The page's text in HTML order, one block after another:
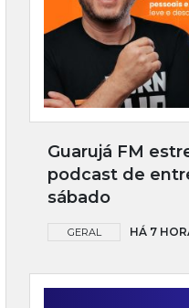
Guarujá FM
podcast de
sábado
GERAL HÁ 7